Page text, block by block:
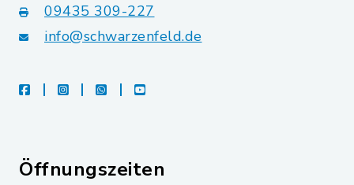
09435 309-227
info@schwarzenfeld.de
facebookinstagramwhatsappyoutube
Öffnungszeiten